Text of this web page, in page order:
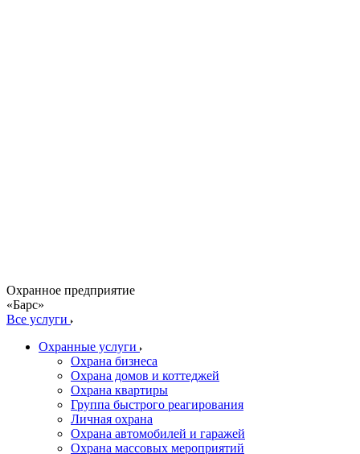
Охранное предприятие
«Барс»
Все услуги
Охранные услуги
Охрана бизнеса
Охрана домов и коттеджей
Охрана квартиры
Группа быстрого реагирования
Личная охрана
Охрана автомобилей и гаражей
Охрана массовых мероприятий